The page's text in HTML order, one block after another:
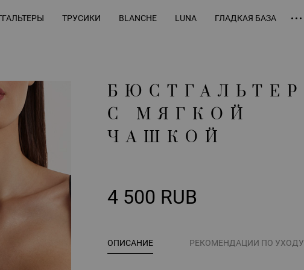
ТРУСИКИ BLANCHE LUNA ГЛАДКАЯ БАЗА
БЮСТГАЛЬТЕР
С МЯГКОЙ
ЧАШКОЙ
4 500 RUB
ОПИСАНИЕ РЕКОМЕНДАЦИИ ПО УХОДУ